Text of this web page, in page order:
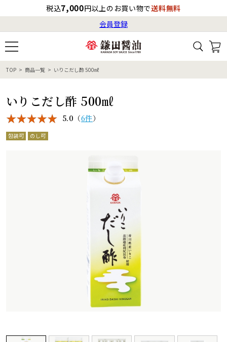
税込7,000円以上のお買い物で送料無料
会員登録
ログイン
会員登録
すべての商品一覧
商品カテゴリ
安全・安心への取り組み
サイトマップ
すべてから検索
カタログ番号・記号検索
TOP 商品一覧 いりこだし酢 500㎖
いりこだし酢 500㎖
5.0 （6件）
包装可 のし可
最短お届け日（国内）の目安
8月17日
8:00
8月19日